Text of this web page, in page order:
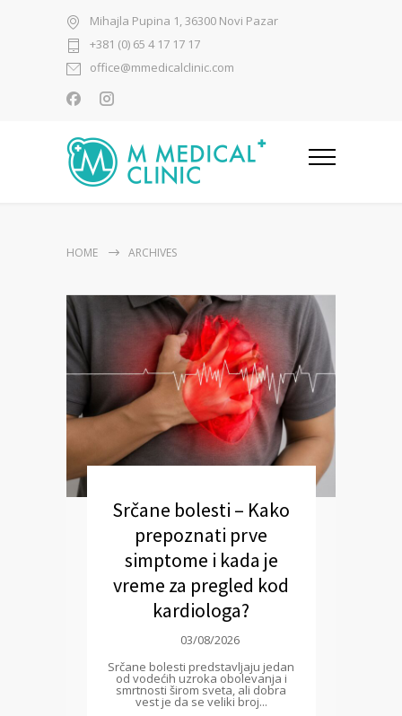
Mihajla Pupina 1, 36300 Novi Pazar
+381 (0) 65 4 17 17 17
office@mmedicalclinic.com
HOME ARCHIVES
Srčane bolesti – Kako
prepoznati prve
simptome i kada je
vreme za pregled kod
kardiologa?
03/08/2026
Srčane bolesti predstavljaju jedan
od vodećih uzroka obolevanja i
smrtnosti širom sveta, ali dobra
vest je da se veliki broj...